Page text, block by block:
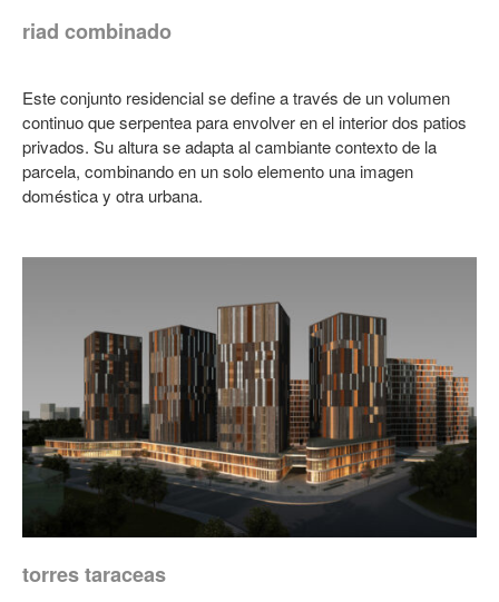
riad combinado
Este conjunto residencial se define a través de un volumen
continuo que serpentea para envolver en el interior dos patios
privados. Su altura se adapta al cambiante contexto de la
parcela, combinando en un solo elemento una imagen
doméstica y otra urbana.
torres taraceas